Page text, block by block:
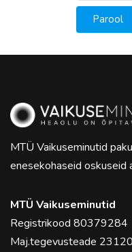
MTÜ Vaikuseminutid
enesekohaseid oskuseid
MTÜ Vaikuseminutid
Registrikood 80379284
Maj.tegevusteade